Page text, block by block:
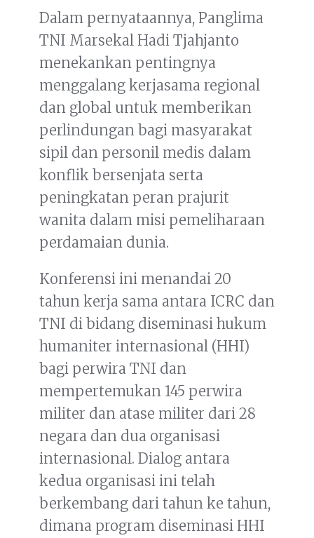
Dalam pernyataannya, Panglima
TNI Marsekal Hadi Tjahjanto
menekankan pentingnya
menggalang kerjasama regional
dan global untuk memberikan
perlindungan bagi masyarakat
sipil dan personil medis dalam
konflik bersenjata serta
peningkatan peran prajurit
wanita dalam misi pemeliharaan
perdamaian dunia.
Konferensi ini menandai 20
tahun kerja sama antara ICRC dan
TNI di bidang diseminasi hukum
humaniter internasional (HHI)
bagi perwira TNI dan
mempertemukan 145 perwira
militer dan atase militer dari 28
negara dan dua organisasi
internasional. Dialog antara
kedua organisasi ini telah
berkembang dari tahun ke tahun,
dimana program diseminasi HHI